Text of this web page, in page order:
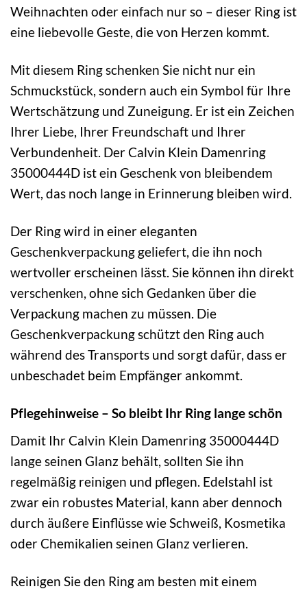
Weihnachten oder einfach nur so – dieser Ring ist
eine liebevolle Geste, die von Herzen kommt.
Mit diesem Ring schenken Sie nicht nur ein
Schmuckstück, sondern auch ein Symbol für Ihre
Wertschätzung und Zuneigung. Er ist ein Zeichen
Ihrer Liebe, Ihrer Freundschaft und Ihrer
Verbundenheit. Der Calvin Klein Damenring
35000444D ist ein Geschenk von bleibendem
Wert, das noch lange in Erinnerung bleiben wird.
Der Ring wird in einer eleganten
Geschenkverpackung geliefert, die ihn noch
wertvoller erscheinen lässt. Sie können ihn direkt
verschenken, ohne sich Gedanken über die
Verpackung machen zu müssen. Die
Geschenkverpackung schützt den Ring auch
während des Transports und sorgt dafür, dass er
unbeschadet beim Empfänger ankommt.
Pflegehinweise – So bleibt Ihr Ring lange schön
Damit Ihr Calvin Klein Damenring 35000444D
lange seinen Glanz behält, sollten Sie ihn
regelmäßig reinigen und pflegen. Edelstahl ist
zwar ein robustes Material, kann aber dennoch
durch äußere Einflüsse wie Schweiß, Kosmetika
oder Chemikalien seinen Glanz verlieren.
Reinigen Sie den Ring am besten mit einem